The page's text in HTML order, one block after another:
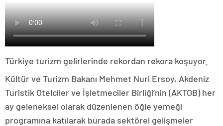
Türkiye turizm gelirlerinde rekordan rekora koşuyor.
Kültür ve Turizm Bakanı Mehmet Nuri Ersoy, Akdeniz
Turistik Otelciler ve İşletmeciler Birliği’nin (AKTOB) her
ay geleneksel olarak düzenlenen öğle yemeği
programına katılarak burada sektörel gelişmeler